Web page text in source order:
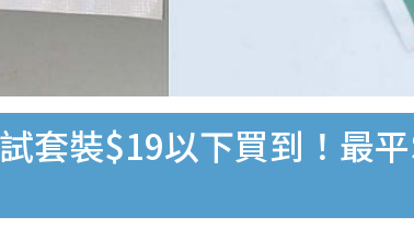
套裝$19以下買到！最